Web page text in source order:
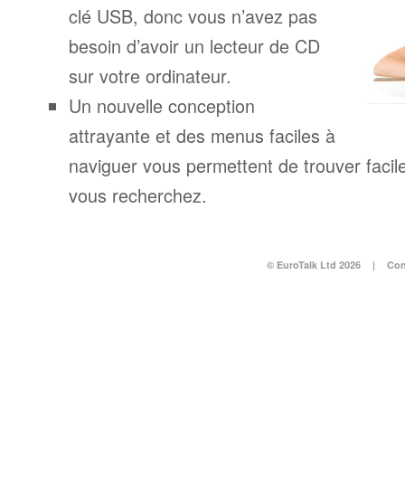
clé USB, donc vous n’avez pas
besoin d’avoir un lecteur de CD
sur votre ordinateur.
Un nouvelle conception
attrayante et des menus faciles à
naviguer vous permettent de trouver
vous recherchez.
© EuroTalk Ltd 2026 |